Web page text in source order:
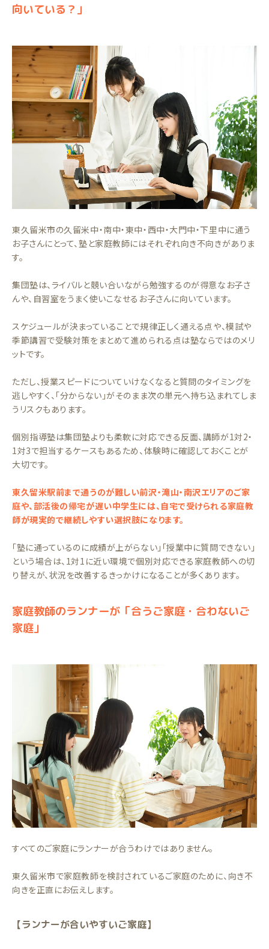
向いている？」
東久留米市の久留米中・南中・東中・西中・大門中・下里中に通う
お子さんにとって、塾と家庭教師にはそれぞれ向き不向きがありま
す。
集団塾は、ライバルと競い合いながら勉強するのが得意なお子さ
んや、自習室をうまく使いこなせるお子さんに向いています。
スケジュールが決まっていることで規律正しく通える点や、模試や
季節講習で受験対策をまとめて進められる点は塾ならではのメリ
ットです。
ただし、授業スピードについていけなくなると質問のタイミングを
逃しやすく、「分からない」がそのまま次の単元へ持ち込まれてしま
うリスクもあります。
個別指導塾は集団塾よりも柔軟に対応できる反面、講師が1対2・
1対3で担当するケースもあるため、体験時に確認しておくことが
大切です。
東久留米駅前まで通うのが難しい前沢・滝山・南沢エリアのご家
庭や、部活後の帰宅が遅い中学生には、自宅で受けられる家庭教
師が現実的で継続しやすい選択肢になります。
「塾に通っているのに成績が上がらない」「授業中に質問できない」
という場合は、1対1に近い環境で個別対応できる家庭教師への切
り替えが、状況を改善するきっかけになることが多くあります。
家庭教師のランナーが「合うご家庭・合わないご
家庭」
すべてのご家庭にランナーが合うわけではありません。
東久留米市で家庭教師を検討されているご家庭のために、向き不
向きを正直にお伝えします。
【ランナーが合いやすいご家庭】